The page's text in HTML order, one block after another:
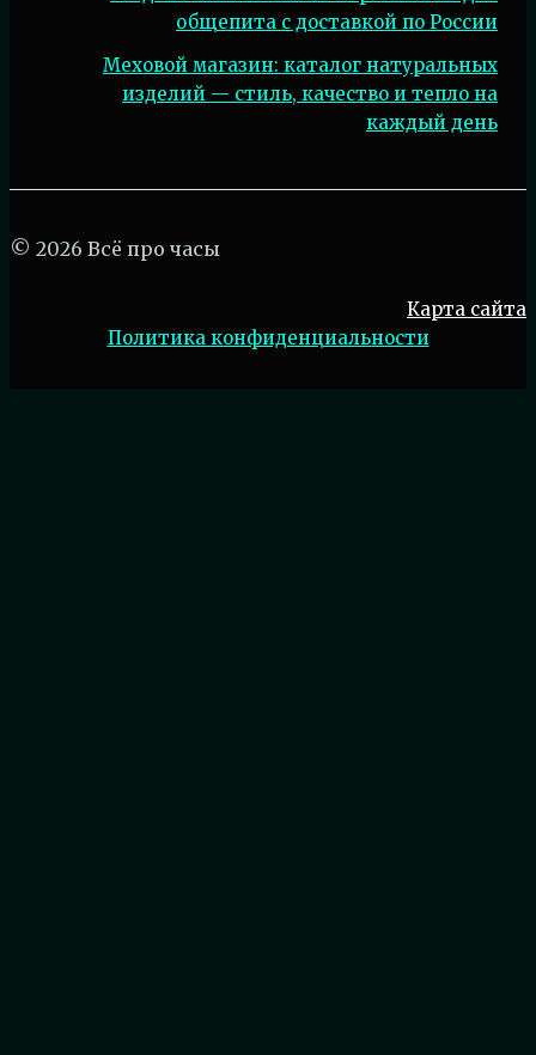
общепита с доставкой по России
Меховой магазин: каталог натуральных
изделий — стиль, качество и тепло на
каждый день
© 2026 Всё про часы
Карта сайта
Политика конфиденциальности